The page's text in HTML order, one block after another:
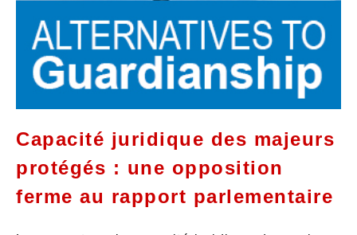
Capacité juridique des majeurs
protégés : une opposition
ferme au rapport parlementaire